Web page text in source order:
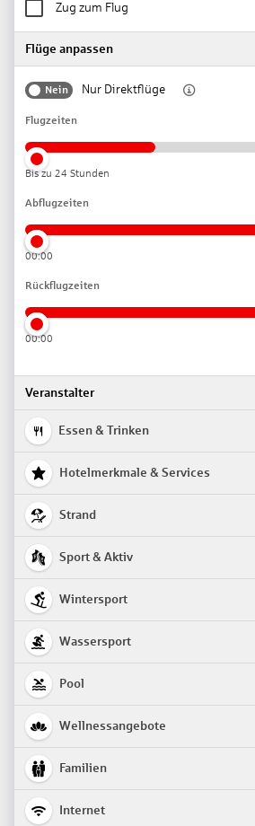
Zug zum Flug
Flüge anpassen
Nein Nur Direktflüge
Flugzeiten
Bis zu 24 Stunden
Abflugzeiten
00:00
Rückflugzeiten
00:00
Veranstalter
Essen & Trinken
Hotelmerkmale & Services
Strand
Sport & Aktiv
Wintersport
Wassersport
Pool
Wellnessangebote
Familien
Internet